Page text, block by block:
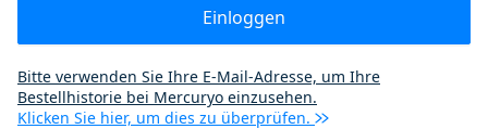
Einloggen
Bitte verwenden Sie Ihre E-Mail-Adresse, um Ihre
Bestellhistorie bei Mercuryo einzusehen.
Klicken Sie hier, um dies zu überprüfen.